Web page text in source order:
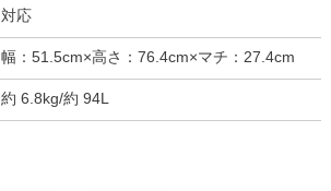
対応
幅：51.5cm×高さ：76.4cm×マチ：27.4cm
約 6.8kg/約 94L